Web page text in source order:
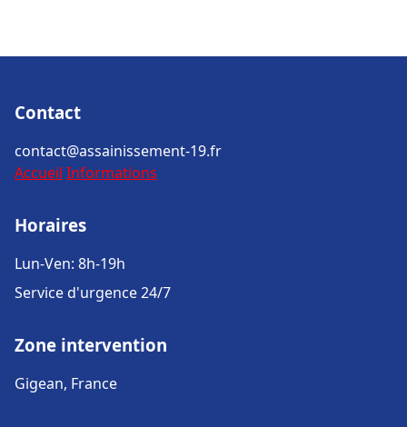
Contact
contact@assainissement-19.fr
Accueil Informations
Horaires
Lun-Ven: 8h-19h
Service d'urgence 24/7
Zone intervention
Gigean, France